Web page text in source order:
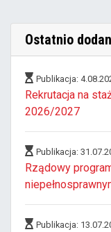
Ostatnio
Publikacja:
Rekrutacja na
2026/2027
Publikacja:
Rządowy
Publikacja: